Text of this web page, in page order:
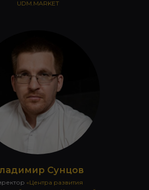
UDM.MARKET
Сунцов
«Центра развития